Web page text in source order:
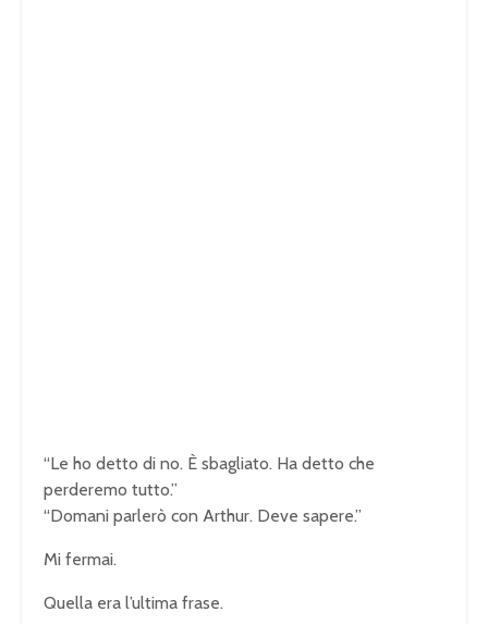
“Le ho detto di no. È sbagliato. Ha detto che
perderemo tutto.”
“Domani parlerò con Arthur. Deve sapere.”
Mi fermai.
Quella era l’ultima frase.